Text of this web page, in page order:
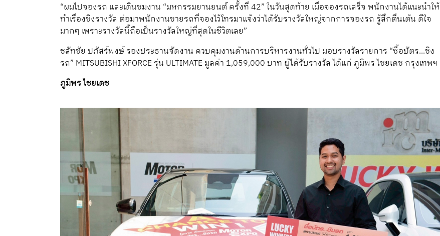
“ผมไปจองรถ และเดินชมงาน “มหกรรมยานยนต์ ครั้งที่ 42” ในวันสุดท้าย เมื่อจองรถเสร็จ พนักงานได้แนะนำให้
ทำเรื่องชิงรางวัล ต่อมาพนักงานขายรถที่จองไว้โทรมาแจ้งว่าได้รับรางวัลใหญ่จากการจองรถ รู้สึกตื่นเต้น ดีใจ
มากๆ เพราะรางวัลนี้ถือเป็นรางวัลใหญ่ที่สุดในชีวิตเลย”
ชลัทชัย ปภัสร์พงษ์ รองประธานจัดงาน ควบคุมงานด้านการบริหารงานทั่วไป มอบรางวัลรายการ “ซื้อบัตร...ชิง
รถ” MITSUBISHI XFORCE รุ่น ULTIMATE มูลค่า 1,059,000 บาท ผู้ได้รับรางวัล ได้แก่ ภูมิพร ไชยเดช กรุงเทพฯ
ภูมิพร ไชยเดช